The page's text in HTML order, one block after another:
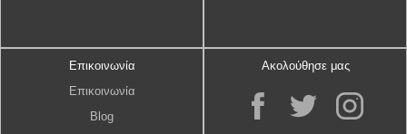
Επικοινωνία
Επικοινωνία
Blog
Ακολούθησε μας